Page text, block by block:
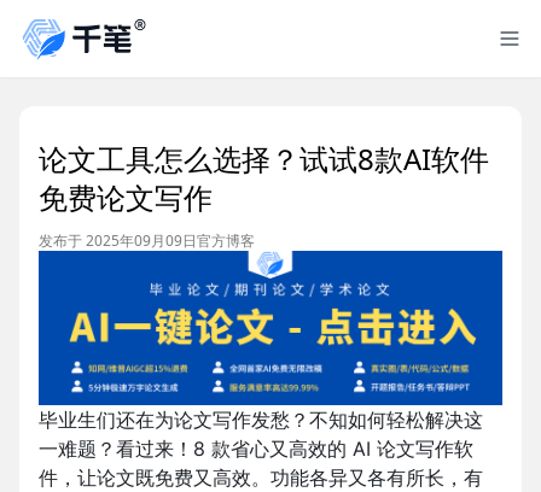
论文工具怎么选择？试试8款AI软件
免费论文写作
发布于 2025年09月09日官方博客
毕业生们还在为论文写作发愁？不知如何轻松解决这
一难题？看过来！8 款省心又高效的 AI 论文写作软
件，让论文既免费又高效。功能各异又各有所长，有